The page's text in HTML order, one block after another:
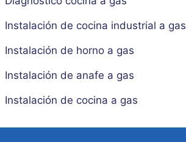
Instalación de cocina industrial a gas
Instalación de horno a gas
Instalación de anafe a gas
Instalación de cocina a gas